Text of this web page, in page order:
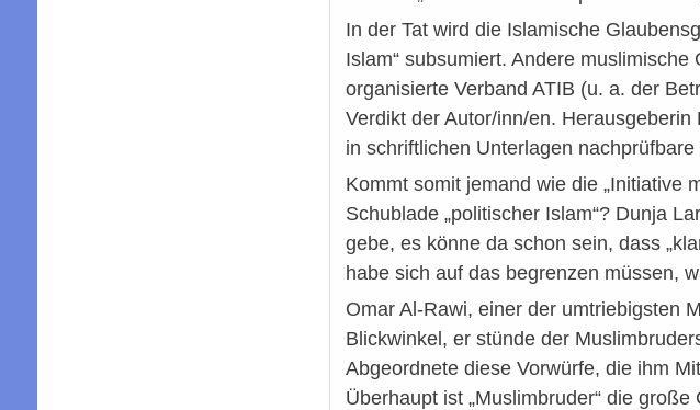
In der Tat wird die Islamische
Islam“ subsumiert. Andere
organisierte Verband ATIB (u. a. der
Verdikt der Autor/inn/en.
in schriftlichen Unterlagen
Kommt somit jemand wie die „Initiative
Schublade „politischer Islam“? Dunja
gebe, es könne da schon sein, dass
habe sich auf das begrenzen müssen,
Omar Al-Rawi, einer der umtriebigsten
Blickwinkel, er stünde der
Abgeordnete diese Vorwürfe, die ihm
Überhaupt ist „Muslimbruder“ die